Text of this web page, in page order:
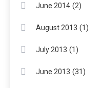
June 2014 (2)
August 2013 (1)
July 2013 (1)
June 2013 (31)